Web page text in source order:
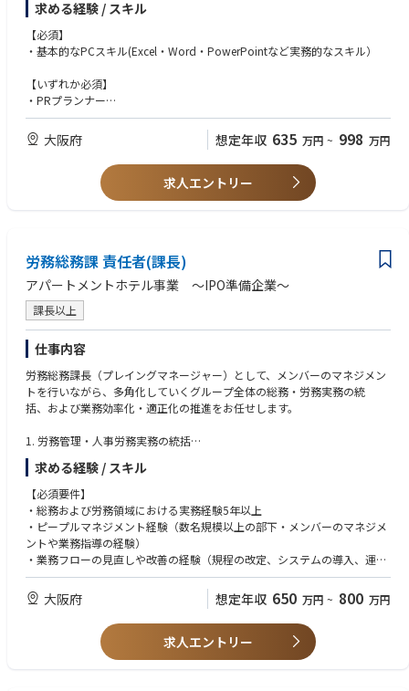
・社内外コミュニケーション戦略の立案
・コンテンツ／PR施策の設計
求める経験 / スキル
【必須】
・基本的なPCスキル(Excel・Word・PowerPointなど実務的なスキル）
【いずれか必須】
・PRプランナー
・ビジネス文書検定
・PR会社、コンサルティング会社等での広報・PR経験
・報道、記者経験
・社内外広報経験
・プロジェクトマネジメントまたはチームリーダー的経験
大阪府 想定年収 635 万円 ~ 998 万円
求人エントリー
労務総務課 責任者(課⾧)
アパートメントホテル事業 ～IPO準備企業～
課長以上
仕事内容
労務総務課⾧（プレイングマネージャー）として、メンバーのマネジメン
トを行いながら、多角化していくグループ全体の総務・労務実務の統
括、および業務効率化・適正化の推進をお任せします。
1. 労務管理・人事労務実務の統括
・日々の勤怠管理、および勤怠管理システムの適切な運用・見直し
・社内規程（就業規則など）の整備・改定および法改正への対応
・社員からの各種システム・労務手続きに関する問い合わせ対応
・労務問題、トラブル発生時の一次対応および適切な処置・対策
2. 総務・ファシリティ・社内行事の運営
・社内行事・イベント（総会、表彰式、親睦会など）の企画・段取り・当
・オフィス環境の整備（ファシリティ管理）、備品・資産管理
・関連会社との窓口業務、グループ全体の総務スキームの整備・共有
3. 課のマネジメント業務
・労務総務課メンバー（部下）の業務進捗管理、育成、評価
求める経験 / スキル
【必須要件】
・総務および労務領域における実務経験5年以上
・ピープルマネジメント経験（数名規模以上の部下・メンバーのマネジメ
ントや業務指導の経験）
・業務フローの見直しや改善の経験（規程の改定、システムの導入、運用
ルールの変更など）
【歓迎要件】
・勤怠管理システムやその他人事総務系システムの導入・運用リプレイス
・複数拠点やグループ会社・関連会社がある企業での総務労務経験
大阪府 想定年収 650 万円 ~ 800 万円
求人エントリー